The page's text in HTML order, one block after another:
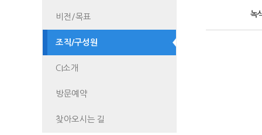
비전/목표
조직/구성원
CI소개
방문예약
찾아오시는 길
녹